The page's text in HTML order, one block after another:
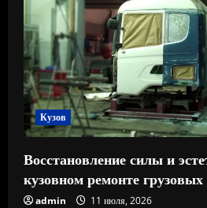
Кузов
Восстановление силы и
кузовном ремонте
admin 11 июля, 2026